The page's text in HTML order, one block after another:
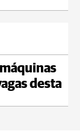
desta